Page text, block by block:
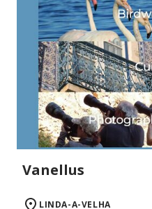
Vanellus
LINDA-A-VELHA